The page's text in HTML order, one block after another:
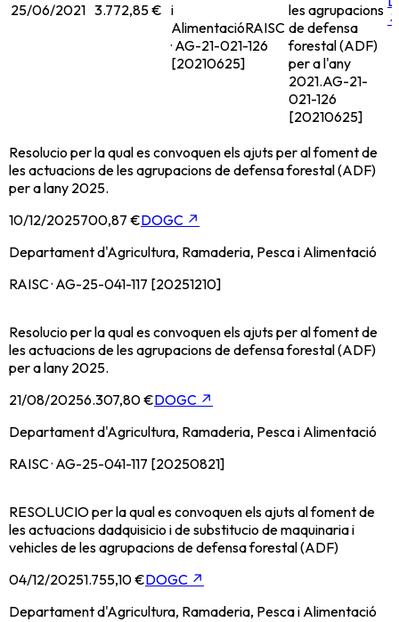
25/06/2021 3.772,85 € i
AlimentacióRAISC
· AG-21-021-126
[20210625]
les agrupacions
de defensa
forestal (ADF)
per a l'any
2021.AG-21-
021-126
[20210625]
Resolucio per la qual es convoquen els ajuts per al foment de
les actuacions de les agrupacions de defensa forestal (ADF)
per a lany 2025.
10/12/2025700,87 €DOGC ↗
Departament d'Agricultura, Ramaderia, Pesca i Alimentació
RAISC · AG-25-041-117 [20251210]
Resolucio per la qual es convoquen els ajuts per al foment de
les actuacions de les agrupacions de defensa forestal (ADF)
per a lany 2025.
21/08/20256.307,80 €DOGC ↗
Departament d'Agricultura, Ramaderia, Pesca i Alimentació
RAISC · AG-25-041-117 [20250821]
RESOLUCIO per la qual es convoquen els ajuts al foment de
les actuacions dadquisicio i de substitucio de maquinaria i
vehicles de les agrupacions de defensa forestal (ADF)
04/12/20251.755,10 €DOGC ↗
Departament d'Agricultura, Ramaderia, Pesca i Alimentació